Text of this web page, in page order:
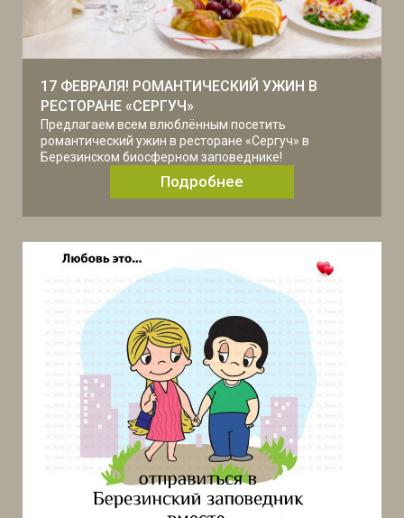
17 ФЕВРАЛЯ! РОМАНТИЧЕСКИЙ УЖИН В
РЕСТОРАНЕ «СЕРГУЧ»
Предлагаем всем влюблённым посетить
романтический ужин в ресторане «Сергуч» в
Березинском биосферном заповеднике!
Подробнее